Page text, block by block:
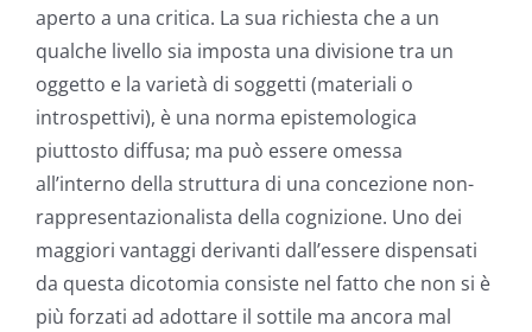
aperto a una critica. La sua richiesta che a un
qualche livello sia imposta una divisione tra un
oggetto e la varietà di soggetti (materiali o
introspettivi), è una norma epistemologica
piuttosto diffusa; ma può essere omessa
all’interno della struttura di una concezione non-
rappresentazionalista della cognizione. Uno dei
maggiori vantaggi derivanti dall’essere dispensati
da questa dicotomia consiste nel fatto che non si è
più forzati ad adottare il sottile ma ancora mal